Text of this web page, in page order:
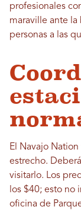
profesionales
maraville ante la
personas a las
El Navajo
estrecho.
visitarlo. Los
los $40; esto no
oficina de